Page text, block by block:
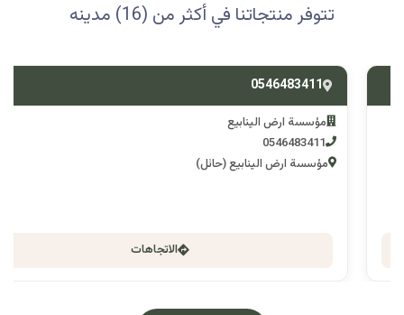
تتوفر منتجاتنا في أكثر من (16) مدينه
0546483411
مؤسسة ارض الينابيع
0546483411
مؤسسة ارض الينابيع (حائل)
الاتجاهات